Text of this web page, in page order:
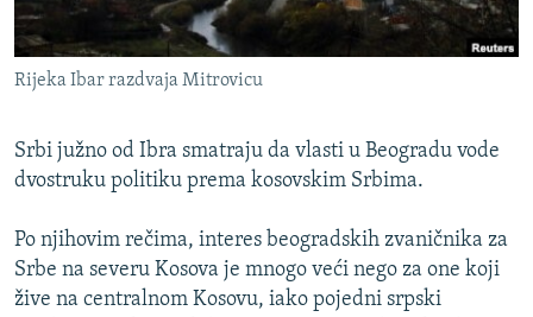
GENOCID U SREBRENICI
POPLAVE I KLIZIŠTA U BIH 2024.
POST SCRIPTUM
TRI DECENIJE OD RATA U BIH
SVE KARTE DEJTONA
PRATITE NAS
Sve RFE/RL stranice
Rijeka Ibar razdvaja Mitrovicu
Srbi južno od Ibra smatraju da vlasti u Beogradu vode
dvostruku politiku prema kosovskim Srbima.
Po njihovim rečima, interes beogradskih zvaničnika za
Srbe na severu Kosova je mnogo veći nego za one koji
žive na centralnom Kosovu, iako pojedni srpski